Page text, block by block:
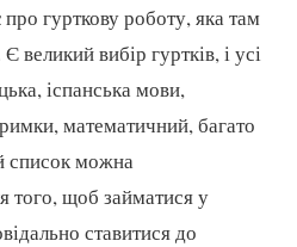
гурткову роботу, яка там
великий вибір гуртків, і усі
іспанська мови,
математичний, багато
список можна
щоб займатися у
ставитися до